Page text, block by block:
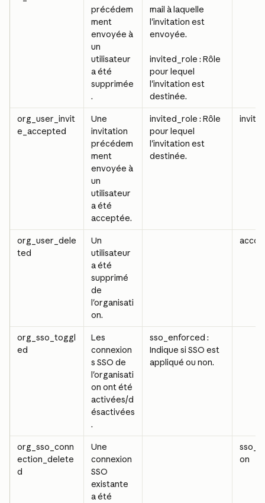
précédem
ment
envoyée à
un
utilisateur
a été
supprimée
.
mail à laquelle
l'invitation est
envoyée.
invited_role : Rôle
pour lequel
l'invitation est
destinée.
org_user_invit
e_accepted
Une
invitation
précédem
ment
envoyée à
un
utilisateur
a été
acceptée.
invited_role : Rôle
pour lequel
l'invitation est
destinée.
invite
org_user_dele
ted
Un
utilisateur
a été
supprimé
de
l'organisati
on.
org_sso_toggl
ed
Les
connexion
s SSO de
l'organisati
on ont été
activées/d
ésactivées
.
sso_enforced :
Indique si SSO est
appliqué ou non.
org_sso_conn
ection_delete
d
Une
connexion
SSO
existante
a été
on